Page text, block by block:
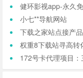
健环影视app-永久
小七**导航网站
下载之家站点接产
权重8下载站寻高转
172号卡代理项目